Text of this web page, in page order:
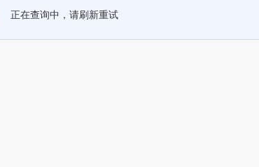
正在查询中，请刷新重试